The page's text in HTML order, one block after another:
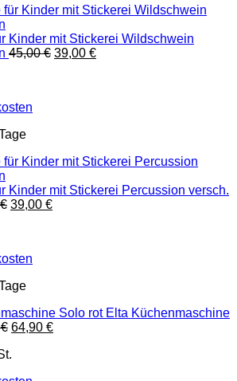
Kinder mit Stickerei Wildschwein
45,00€ Ursprünglicher
39,00 €Aktueller
Kinder mit Stickerei Percussion versch.
€ Ursprünglicher
39,00 €Aktueller
Elta Küchenmaschine
€ Ursprünglicher
war:
64,90 €Aktueller